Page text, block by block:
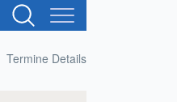
Suchbegriffe
Termine Details